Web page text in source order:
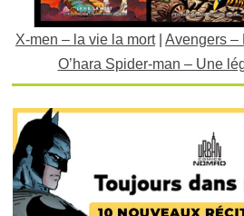
X-men – la vie la mort| Avengers –
O’hara Spider-man – Une